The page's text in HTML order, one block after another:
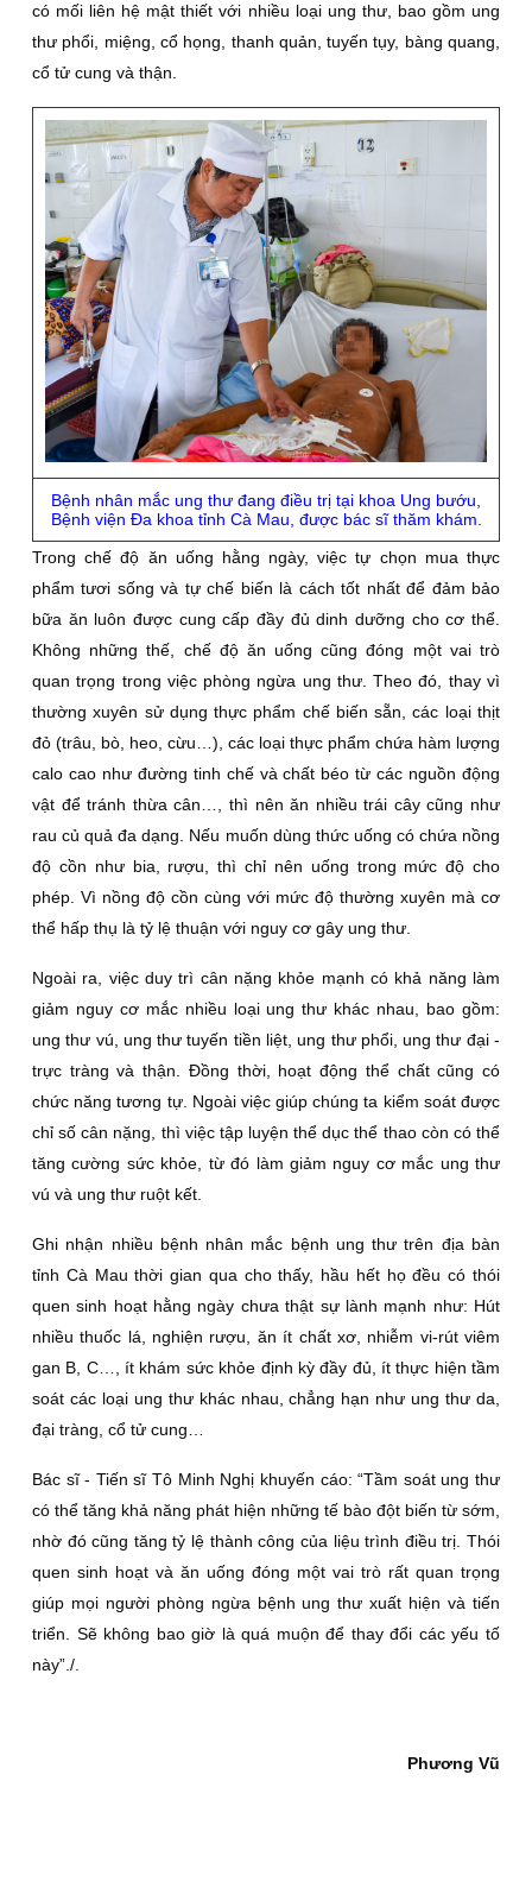
có mối liên hệ mật thiết với nhiều loại ung thư, bao gồm ung
thư phổi, miệng, cổ họng, thanh quản, tuyến tụy, bàng quang,
cổ tử cung và thận.
Bệnh nhân mắc ung thư đang điều trị tại khoa Ung bướu,
Bệnh viện Đa khoa tỉnh Cà Mau, được bác sĩ thăm khám.
Trong chế độ ăn uống hằng ngày, việc tự chọn mua thực
phẩm tươi sống và tự chế biến là cách tốt nhất để đảm bảo
bữa ăn luôn được cung cấp đầy đủ dinh dưỡng cho cơ thể.
Không những thế, chế độ ăn uống cũng đóng một vai trò
quan trọng trong việc phòng ngừa ung thư. Theo đó, thay vì
thường xuyên sử dụng thực phẩm chế biến sẵn, các loại thịt
đỏ (trâu, bò, heo, cừu…), các loại thực phẩm chứa hàm lượng
calo cao như đường tinh chế và chất béo từ các nguồn động
vật để tránh thừa cân…, thì nên ăn nhiều trái cây cũng như
rau củ quả đa dạng. Nếu muốn dùng thức uống có chứa nồng
độ cồn như bia, rượu, thì chỉ nên uống trong mức độ cho
phép. Vì nồng độ cồn cùng với mức độ thường xuyên mà cơ
thể hấp thụ là tỷ lệ thuận với nguy cơ gây ung thư.
Ngoài ra, việc duy trì cân nặng khỏe mạnh có khả năng làm
giảm nguy cơ mắc nhiều loại ung thư khác nhau, bao gồm:
ung thư vú, ung thư tuyến tiền liệt, ung thư phổi, ung thư đại -
trực tràng và thận. Đồng thời, hoạt động thể chất cũng có
chức năng tương tự. Ngoài việc giúp chúng ta kiểm soát được
chỉ số cân nặng, thì việc tập luyện thể dục thể thao còn có thể
tăng cường sức khỏe, từ đó làm giảm nguy cơ mắc ung thư
vú và ung thư ruột kết.
Ghi nhận nhiều bệnh nhân mắc bệnh ung thư trên địa bàn
tỉnh Cà Mau thời gian qua cho thấy, hầu hết họ đều có thói
quen sinh hoạt hằng ngày chưa thật sự lành mạnh như: Hút
nhiều thuốc lá, nghiện rượu, ăn ít chất xơ, nhiễm vi-rút viêm
gan B, C…, ít khám sức khỏe định kỳ đầy đủ, ít thực hiện tầm
soát các loại ung thư khác nhau, chẳng hạn như ung thư da,
đại tràng, cổ tử cung…
Bác sĩ - Tiến sĩ Tô Minh Nghị khuyến cáo: “Tầm soát ung thư
có thể tăng khả năng phát hiện những tế bào đột biến từ sớm,
nhờ đó cũng tăng tỷ lệ thành công của liệu trình điều trị. Thói
quen sinh hoạt và ăn uống đóng một vai trò rất quan trọng
giúp mọi người phòng ngừa bệnh ung thư xuất hiện và tiến
triển. Sẽ không bao giờ là quá muộn để thay đổi các yếu tố
này”./.
Phương Vũ